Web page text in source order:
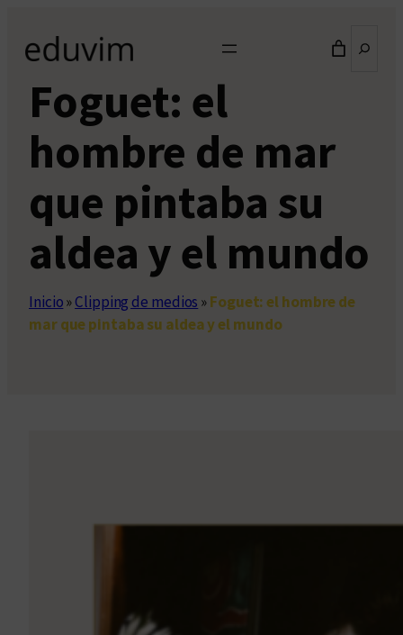
contenido
Foguet: el
hombre de mar
que pintaba su
aldea y el mundo
Inicio»Clipping de medios »Foguet: el hombre de
mar que pintaba su aldea y el mundo